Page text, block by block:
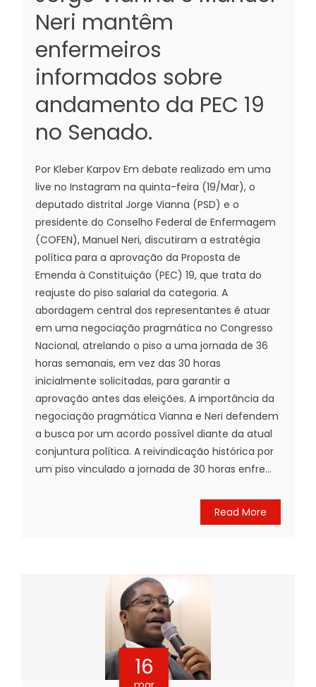
Neri mantêm
enfermeiros
informados sobre
andamento da PEC 19
no Senado.
Por Kleber Karpov Em debate realizado em uma
live no Instagram na quinta-feira (19/Mar), o
deputado distrital Jorge Vianna (PSD) e o
presidente do Conselho Federal de Enfermagem
(COFEN), Manuel Neri, discutiram a estratégia
política para a aprovação da Proposta de
Emenda à Constituição (PEC) 19, que trata do
reajuste do piso salarial da categoria. A
abordagem central dos representantes é atuar
em uma negociação pragmática no Congresso
Nacional, atrelando o piso a uma jornada de 36
horas semanais, em vez das 30 horas
inicialmente solicitadas, para garantir a
aprovação antes das eleições. A importância da
negociação pragmática Vianna e Neri defendem
a busca por um acordo possível diante da atual
conjuntura política. A reivindicação histórica por
um piso vinculado a jornada de 30 horas enfre...
Read More
16